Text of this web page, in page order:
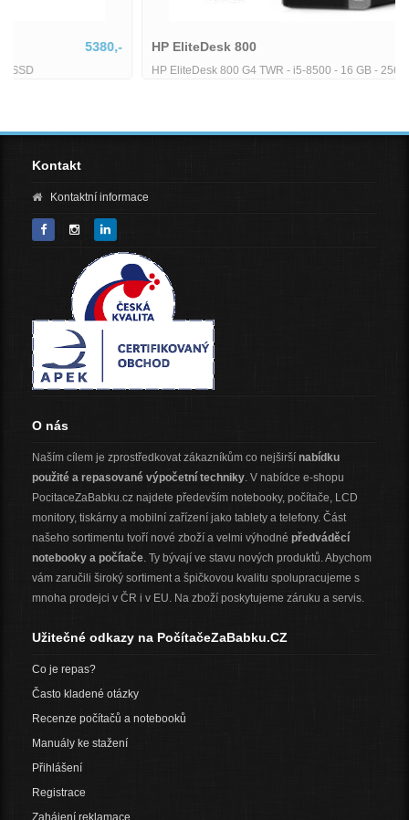
HP EliteDesk 800
HP EliteDesk 800 G4 TWR - i5-8500 - 16 GB - 256 GB SSD
Kontakt
Kontaktní informace
O nás
Naším cílem je zprostředkovat zákazníkům co nejširší nabídku
použité a repasované výpočetní techniky. V nabídce e-shopu
PocitaceZaBabku.cz najdete především notebooky, počítače, LCD
monitory, tiskárny a mobilní zařízení jako tablety a telefony. Část
našeho sortimentu tvoří nové zboží a velmi výhodné předváděcí
notebooky a počítače. Ty bývají ve stavu nových produktů. Abychom
vám zaručili široký sortiment a špičkovou kvalitu spolupracujeme s
mnoha prodejci v ČR i v EU. Na zboží poskytujeme záruku a servis.
Užitečné odkazy na PočítačeZaBabku.CZ
Co je repas?
Často kladené otázky
Recenze počítačů a notebooků
Manuály ke stažení
Přihlášení
Registrace
Zahájení reklamace